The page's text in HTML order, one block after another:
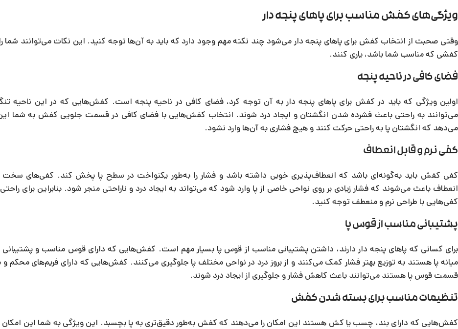
ویژگی‌های کفش مناسب برای پاهای پنجه دار
وقتی صحبت از انتخاب کفش برای پاهای پنجه دار می‌شود چند نکته مهم وجود دارد که باید به آن‌ها توجه کنید. این نکات می‌توانند شما
کفشی که مناسب شما باشد، یاری کنند.
فضای کافی در ناحیه پنجه
اولین ویژگی که باید در کفش برای پاهای پنجه دار به آن توجه کرد، فضای کافی در ناحیه پنجه است. کفش‌هایی که در این ناحیه
می‌توانند به راحتی باعث فشرده شدن انگشتان و ایجاد درد شوند. انتخاب کفش‌هایی با فضای کافی در قسمت جلویی کفش به شما این
می‌دهد که انگشتان پا به راحتی حرکت کنند و هیچ فشاری به آن‌ها وارد نشود.
کفی نرم و قابل انعطاف
کفی کفش باید به‌گونه‌ای باشد که انعطاف‌پذیری خوبی داشته باشد و فشار را به‌طور یکنواخت در سطح پا پخش کند. کفی‌های سخت و
انعطاف باعث می‌شوند که فشار زیادی بر روی نواحی خاصی از پا وارد شود که می‌تواند به ایجاد درد و ناراحتی منجر شود. بنابراین برای
کفی‌هایی با طراحی نرم و منعطف توجه کنید.
پشتیبانی مناسب از قوس پا
برای کسانی که پاهای پنجه دار دارند، داشتن پشتیبانی مناسب از قوس پا بسیار مهم است. کفش‌هایی که دارای قوس مناسب و
میانه پا هستند به توزیع بهتر فشار کمک می‌کنند و از بروز درد در نواحی مختلف پا جلوگیری می‌کنند. کفش‌هایی که دارای فریم‌های محکم
قسمت قوس پا هستند می‌توانند باعث کاهش فشار و جلوگیری از ایجاد درد شوند.
تنظیمات مناسب برای بسته شدن کفش
کفش‌هایی که دارای بند، چسب یا کش هستند این امکان را می‌دهند که کفش به‌طور دقیق‌تری به پا بچسبد. این ویژگی به شما این امکان